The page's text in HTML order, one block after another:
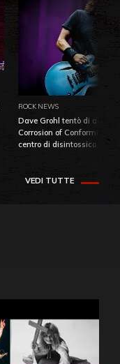
ROCK NEWS
Dave Grohl tentò di
Corrosion of Conformity
centro di
VEDI TUTTE